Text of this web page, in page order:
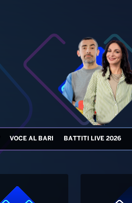
VOCE AL BARI BATTITI LIVE 2026